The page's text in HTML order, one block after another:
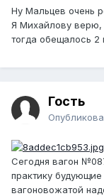
Ну Мальцев очень
Я Михайлову верю,
тогда обещалось 2
Гость
Сегодня вагон
практику
вагоновожатой